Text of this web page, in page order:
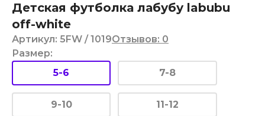
Детская футболка лабубу labubu
off-white
Артикул: 5FW / 1019Отзывов: 0
Размер:
5-6
7-8
9-10 11-12